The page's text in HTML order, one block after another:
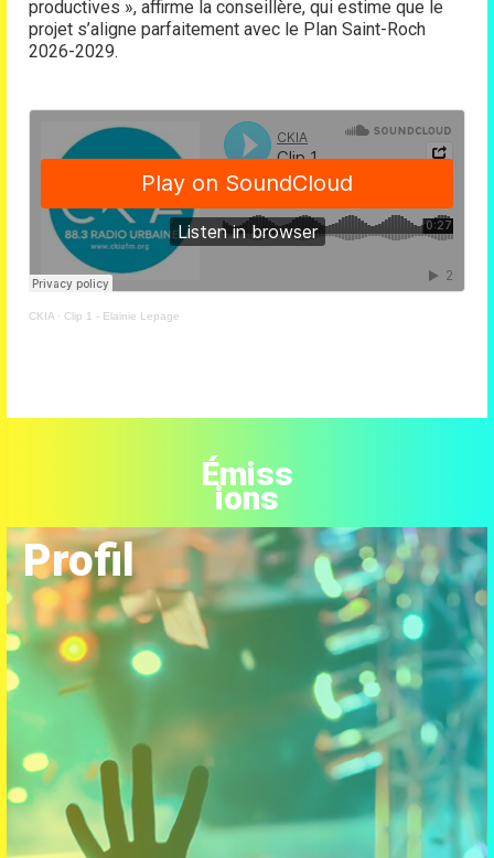
productives », affirme la conseillère, qui estime que le
projet s’aligne parfaitement avec le Plan Saint-Roch
2026-2029.
CKIA · Clip 1 - Elainie Lepage
Émiss
ions
Profil